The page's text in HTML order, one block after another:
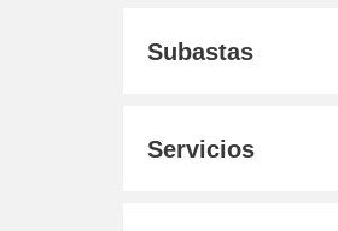
Subastas
Servicios